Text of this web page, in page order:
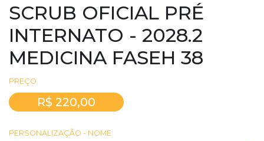
SCRUB OFICIAL PRÉ
INTERNATO - 2028.2
MEDICINA FASEH 38
PREÇO
R$ 220,00
PERSONALIZAÇÃO - NOME: